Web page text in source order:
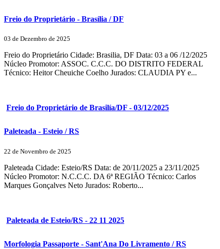
Freio do Proprietário - Brasília / DF
03 de Dezembro de 2025
Freio do Proprietário Cidade: Brasilia, DF Data: 03 a 06 /12/2025
Núcleo Promotor: ASSOC. C.C.C. DO DISTRITO FEDERAL
Técnico: Heitor Cheuiche Coelho Jurados: CLAUDIA PY e...
Freio do Proprietário de Brasilía/DF - 03/12/2025
Paleteada - Esteio / RS
22 de Novembro de 2025
Paleteada Cidade: Esteio/RS Data: de 20/11/2025 a 23/11/2025
Núcleo Promotor: N.C.C.C. DA 6ª REGIÃO Técnico: Carlos
Marques Gonçalves Neto Jurados: Roberto...
Paleteada de Esteio/RS - 22 11 2025
Morfologia Passaporte - Sant'Ana Do Livramento / RS